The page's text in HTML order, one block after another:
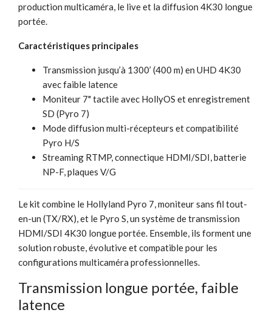
production multicaméra, le live et la diffusion 4K30 longue
portée.
Caractéristiques principales
Transmission jusqu’à 1300’ (400 m) en UHD 4K30
avec faible latence
Moniteur 7" tactile avec HollyOS et enregistrement
SD (Pyro 7)
Mode diffusion multi-récepteurs et compatibilité
Pyro H/S
Streaming RTMP, connectique HDMI/SDI, batterie
NP-F, plaques V/G
Le kit combine le Hollyland Pyro 7, moniteur sans fil tout-
en-un (TX/RX), et le Pyro S, un système de transmission
HDMI/SDI 4K30 longue portée. Ensemble, ils forment une
solution robuste, évolutive et compatible pour les
configurations multicaméra professionnelles.
Transmission longue portée, faible
latence